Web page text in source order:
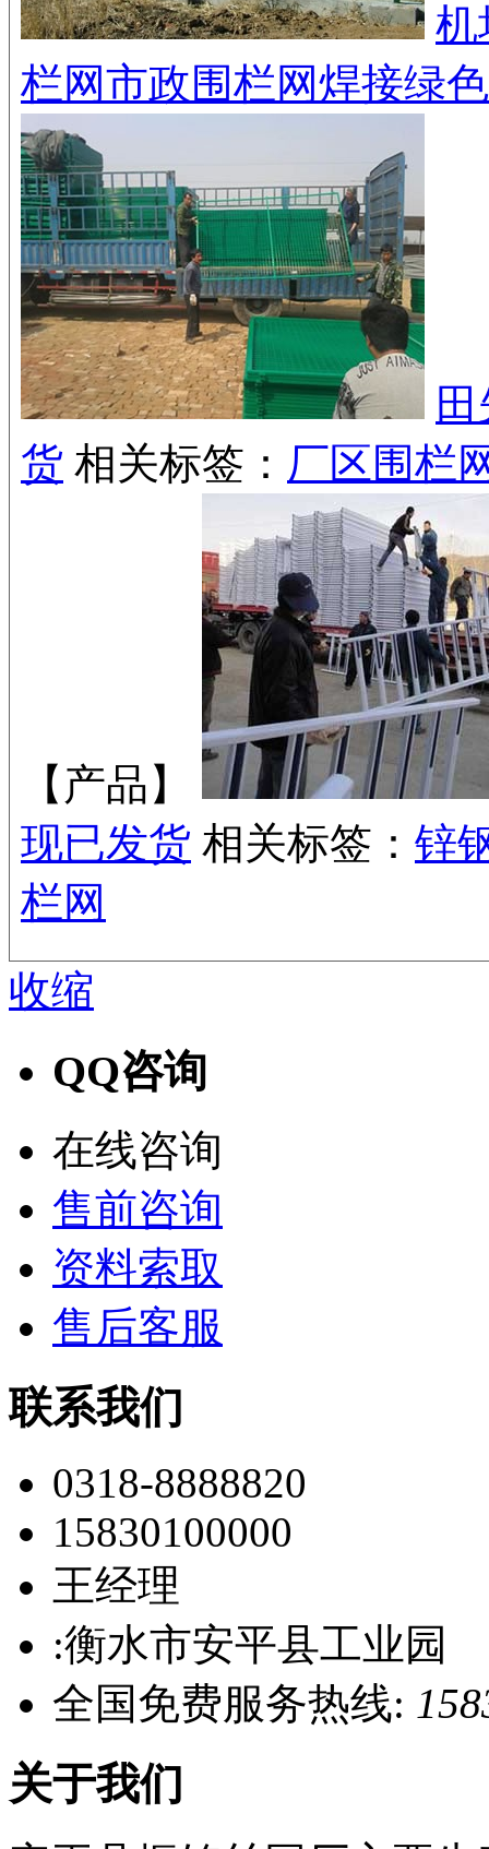
机
栏网市政围栏网焊接绿
货 相关标签： 厂区围栏
【产品】
现已发货 相关标签： 锌
栏网
收缩
QQ咨询
在线咨询
售前咨询
资料索取
售后客服
联系我们
0318-8888820
15830100000
王经理
:衡水市安平县工业园
全国免费服务热线:
关于我们